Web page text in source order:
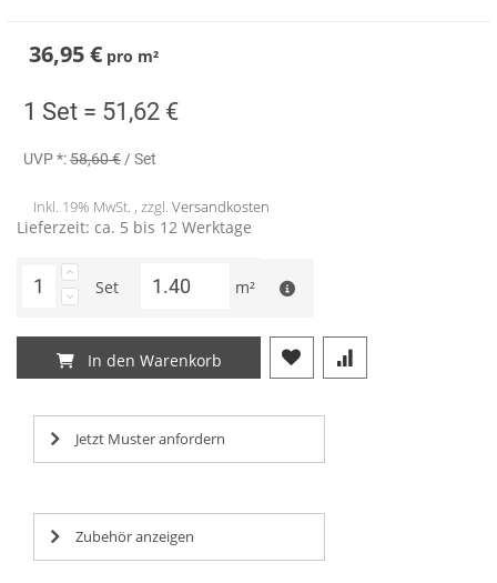
36,95 € pro m²
1 Set = 51,62 €
UVP *:58,60 €/ Set
Inkl. 19% MwSt. , zzgl. Versandkosten
Lieferzeit: ca. 5 bis 12 Werktage
Set m²
In den Warenkorb
Jetzt Muster anfordern
Zubehör anzeigen